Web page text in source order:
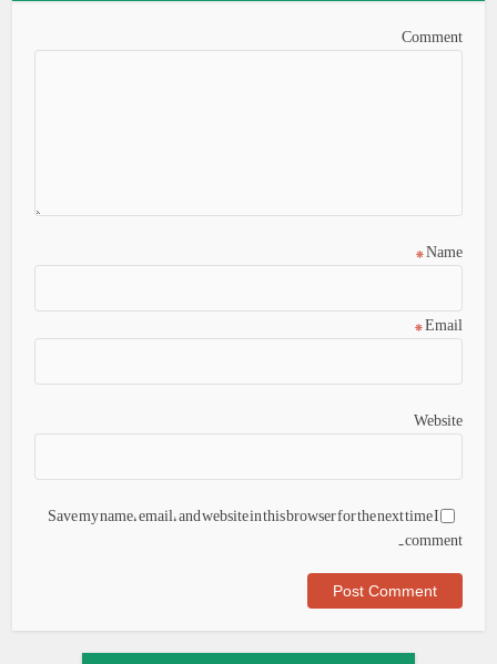
Comment
Name
*
Email
*
Website
Save my name, email, and website in this browser for the next time I
comment.